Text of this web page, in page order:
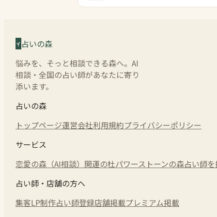
占いの森
悩みを、そっと相談できる森へ。AI
相談・全国の占い師があなたに寄り
添います。
占いの森
トップページ運営会社利用規約プライバシーポリシー
サービス
恋愛の森（AI相談） 開運の杜パワーストーンの森占い師
占い師・店舗の方へ
集客LP制作占い師登録店舗掲載プレミアム掲載